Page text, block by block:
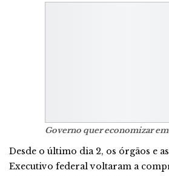
Governo quer economizar em
Desde o último dia 2, os órgãos e
Executivo federal voltaram a